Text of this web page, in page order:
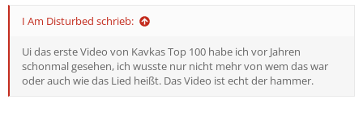
I Am Disturbed schrieb:
Ui das erste Video von Kavkas Top 100 habe ich vor Jahren
schonmal gesehen, ich wusste nur nicht mehr von wem das war
oder auch wie das Lied heißt. Das Video ist echt der hammer.